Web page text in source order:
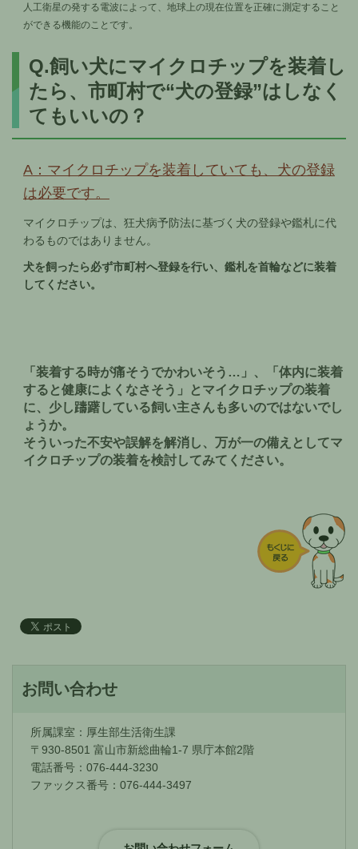
人工衛星の発する電波によって、地球上の現在位置を正確に測定すること
ができる機能のことです。
Q.飼い犬にマイクロチップを装着し
たら、市町村で“犬の登録”はしなく
てもいいの？
A：マイクロチップを装着していても、犬の登録
は必要です。
マイクロチップは、狂犬病予防法に基づく犬の登録や鑑札に代
わるものではありません。
犬を飼ったら必ず市町村へ登録を行い、鑑札を首輪などに装着
してください。
「装着する時が痛そうでかわいそう…」、「体内に装着
すると健康によくなさそう」とマイクロチップの装着
に、少し躊躇している飼い主さんも多いのではないでし
ょうか。
そういった不安や誤解を解消し、万が一の備えとしてマ
イクロチップの装着を検討してみてください。
お問い合わせ
所属課室：厚生部生活衛生課
〒930-8501 富山市新総曲輪1-7 県庁本館2階
電話番号：076-444-3230
ファックス番号：076-444-3497